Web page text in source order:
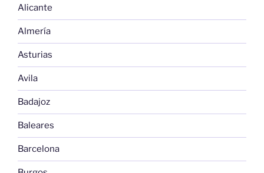
Alicante
Almería
Asturias
Avila
Badajoz
Baleares
Barcelona